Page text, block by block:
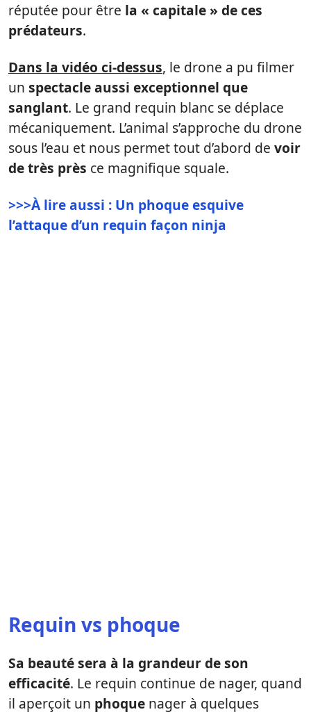
réputée pour être la « capitale » de ces
prédateurs.
Dans la vidéo ci-dessus, le drone a pu filmer
un spectacle aussi exceptionnel que
sanglant. Le grand requin blanc se déplace
mécaniquement. L’animal s’approche du drone
sous l’eau et nous permet tout d’abord de voir
de très près ce magnifique squale.
>>>À lire aussi : Un phoque esquive
l’attaque d’un requin façon ninja
Requin vs phoque
Sa beauté sera à la grandeur de son
efficacité. Le requin continue de nager, quand
il aperçoit un phoque nager à quelques